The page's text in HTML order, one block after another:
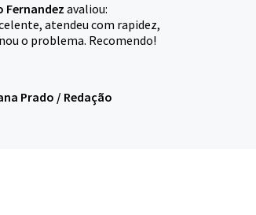
Fernandez avaliou:
atendeu com rapidez,
o problema. Recomendo!
Prado / Redação